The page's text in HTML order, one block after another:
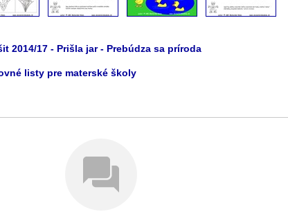
2014/17 - Prišla jar - Prebúdza sa príroda
listy pre materské školy